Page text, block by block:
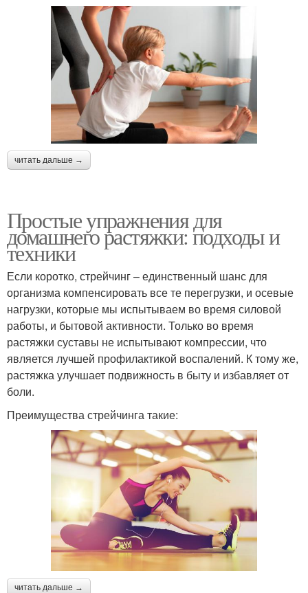
читать дальше →
Простые упражнения для
домашнего растяжки: подходы и
техники
Если коротко, стрейчинг – единственный шанс для
организма компенсировать все те перегрузки, и осевые
нагрузки, которые мы испытываем во время силовой
работы, и бытовой активности. Только во время
растяжки суставы не испытывают компрессии, что
является лучшей профилактикой воспалений. К тому же,
растяжка улучшает подвижность в быту и избавляет от
боли.
Преимущества стрейчинга такие:
читать дальше →